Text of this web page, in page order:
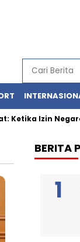
Izin Negara
BERITA